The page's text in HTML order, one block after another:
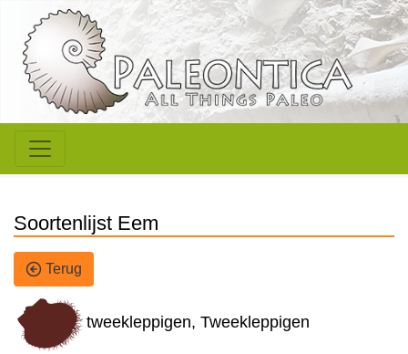
Soortenlijst Eem
Terug
tweekleppigen, Tweekleppigen